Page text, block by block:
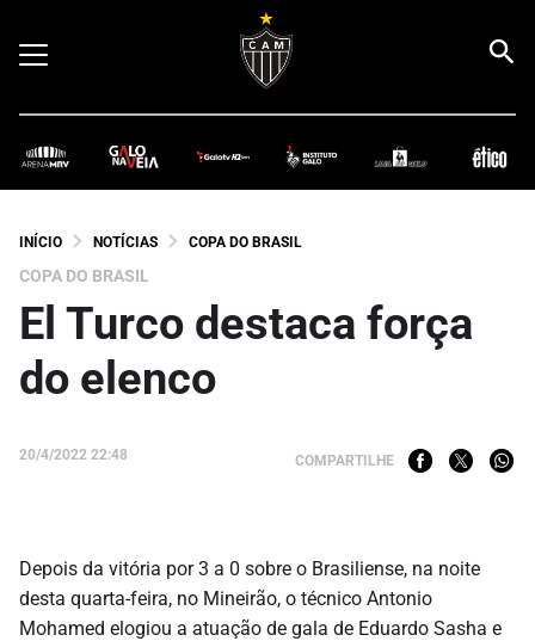
INÍCIO NOTÍCIAS COPA DO BRASIL
COPA DO BRASIL
El Turco destaca força
do elenco
20/4/2022 22:48 COMPARTILHE
Depois da vitória por 3 a 0 sobre o Brasiliense, na noite
desta quarta-feira, no Mineirão, o técnico Antonio
Mohamed elogiou a atuação de gala de Eduardo Sasha e